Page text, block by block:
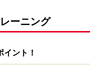
ーニング
イント！